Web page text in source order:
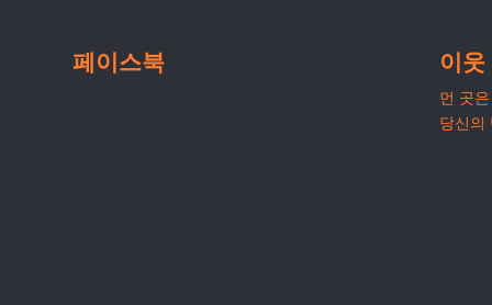
페이스북 이웃
먼 곳
당신의